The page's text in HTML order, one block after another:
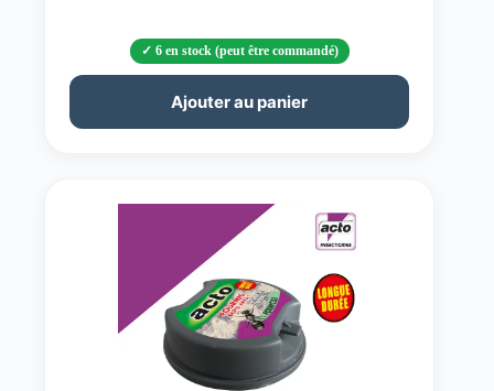
6 en stock (peut être commandé)
Ajouter au panier